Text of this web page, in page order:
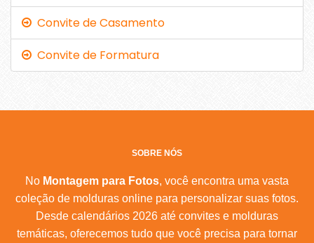
Convite de Casamento
Convite de Formatura
SOBRE NÓS
No Montagem para Fotos, você encontra uma vasta
coleção de molduras online para personalizar suas fotos.
Desde calendários 2026 até convites e molduras
temáticas, oferecemos tudo que você precisa para tornar